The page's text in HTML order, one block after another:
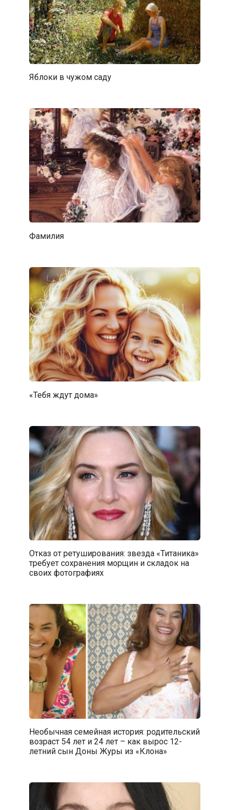
Яблоки в чужом саду
Фамилия
«Тебя ждут дома»
Отказ от ретуширования: звезда «Титаника»
требует сохранения морщин и складок на
своих фотографиях
Необычная семейная история: родительский
возраст 54 лет и 24 лет – как вырос 12-
летний сын Доны Журы из «Клона»